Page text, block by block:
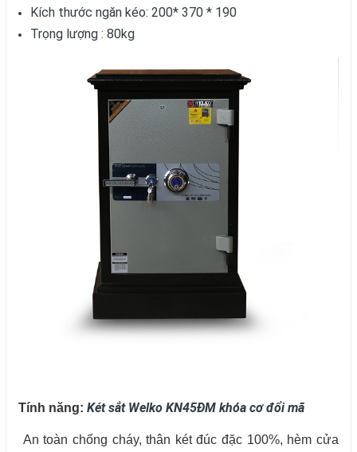
Kích thước ngăn kéo: 200* 370 * 190
Trọng lượng : 80kg
Tính năng: Két sắt Welko KN45ĐM khóa cơ đổi mã
An toàn chống cháy, thân két đúc đặc 100%, hèm cửa